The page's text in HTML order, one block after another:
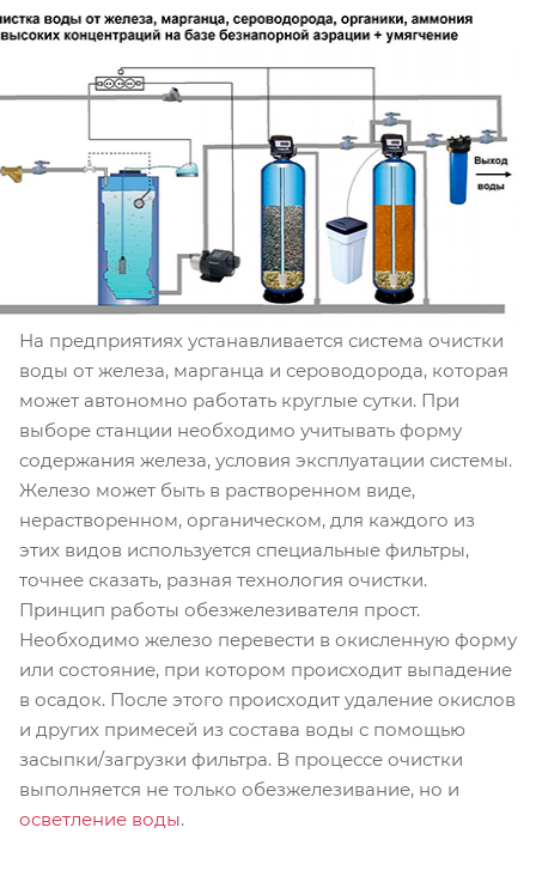
На предприятиях устанавливается система очистки
воды от железа, марганца и сероводорода, которая
может автономно работать круглые сутки. При
выборе станции необходимо учитывать форму
содержания железа, условия эксплуатации системы.
Железо может быть в растворенном виде,
нерастворенном, органическом, для каждого из
этих видов используется специальные фильтры,
точнее сказать, разная технология очистки.
Принцип работы обезжелезивателя прост.
Необходимо железо перевести в окисленную форму
или состояние, при котором происходит выпадение
в осадок. После этого происходит удаление окислов
и других примесей из состава воды с помощью
засыпки/загрузки фильтра. В процессе очистки
выполняется не только обезжелезивание, но и
осветление воды.